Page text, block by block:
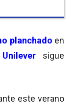
planchado en
Unilever
sigue
este verano